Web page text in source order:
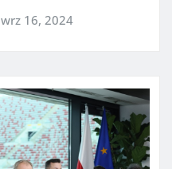
wrz 16, 2024